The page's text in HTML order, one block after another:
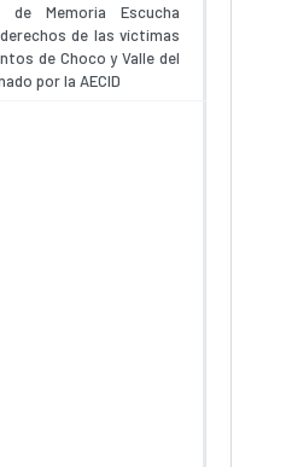
de Memoria Escucha
de las víctimas
de Choco y Valle del
por la AECID